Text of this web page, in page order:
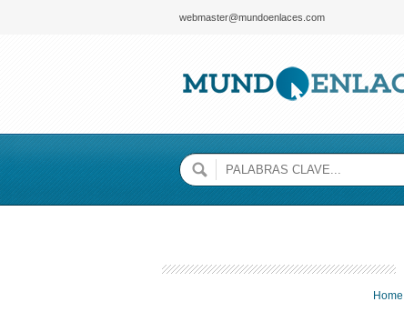
webmaster@mundoenlaces.com
Home